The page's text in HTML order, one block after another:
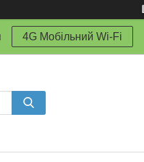
4G Мобільний Wi-Fi